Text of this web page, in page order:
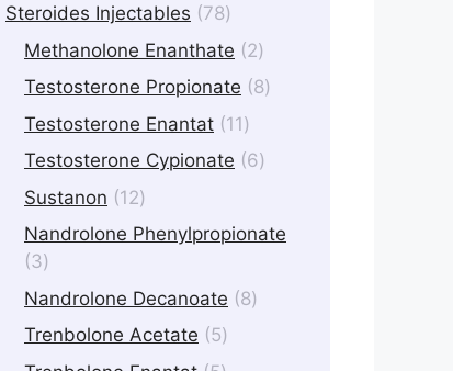
Steroides Injectables 7878
products
Methanolone Enanthate 22
products
Testosterone Propionate 88
Testosterone Enantat 1111
products
Testosterone Cypionate 66
Sustanon 1212
products
Nandrolone Phenylpropionate
33
products
Nandrolone Decanoate 88
Trenbolone Acetate 55
products